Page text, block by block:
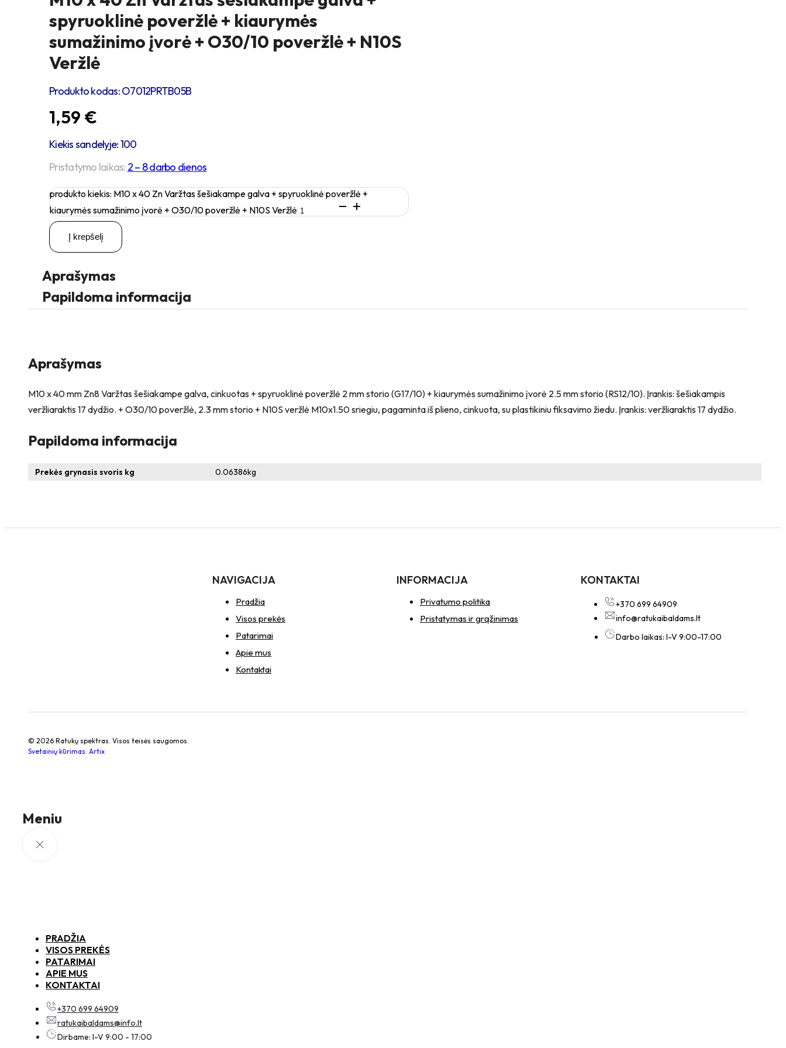
spyruoklinė poveržlė + kiaurymės
sumažinimo įvorė + O30/10 poveržlė + N10S
Veržlė
Produkto kodas:O7012PRTB05B
1,59 €
Kiekis sandelyje: 100
Pristatymo laikas: 2 – 8 darbo dienos
produkto kiekis: M10 x 40 Zn Varžtas šešiakampe galva + spyruoklinė poveržlė +
kiaurymės sumažinimo įvorė + O30/10 poveržlė + N10S Veržlė
Į krepšelį
Aprašymas
Papildoma informacija
Aprašymas
M10 x 40 mm Zn8 Varžtas šešiakampe galva, cinkuotas + spyruoklinė poveržlė 2 mm storio (G17/10) + kiaurymės sumažinimo įvorė 2.5 mm storio (RS12/10). Įrankis: šešiakampis
veržliaraktis 17 dydžio. + O30/10 poveržlė, 2.3 mm storio + N10S veržlė M10x1.50 sriegiu, pagaminta iš plieno, cinkuota, su plastikiniu fiksavimo žiedu. Įrankis: veržliaraktis 17 dydžio.
Papildoma informacija
Prekės grynasis svoris kg 0.06386kg
NAVIGACIJA
Pradžia
Visos prekės
Patarimai
Apie mus
Kontaktai
INFORMACIJA
Privatumo politika
Pristatymas ir grąžinimas
KONTAKTAI
+370 699 64909
info@ratukaibaldams.lt
Darbo laikas: I-V 9:00-17:00
© 2026 Ratukų spektras. Visos teisės saugomos.
Svetainių kūrimas: Artix
Meniu
PRADŽIA
VISOS PREKĖS
PATARIMAI
APIE MUS
KONTAKTAI
+370 699 64909
ratukaibaldams@info.lt
Dirbame: I-V 9:00 - 17:00